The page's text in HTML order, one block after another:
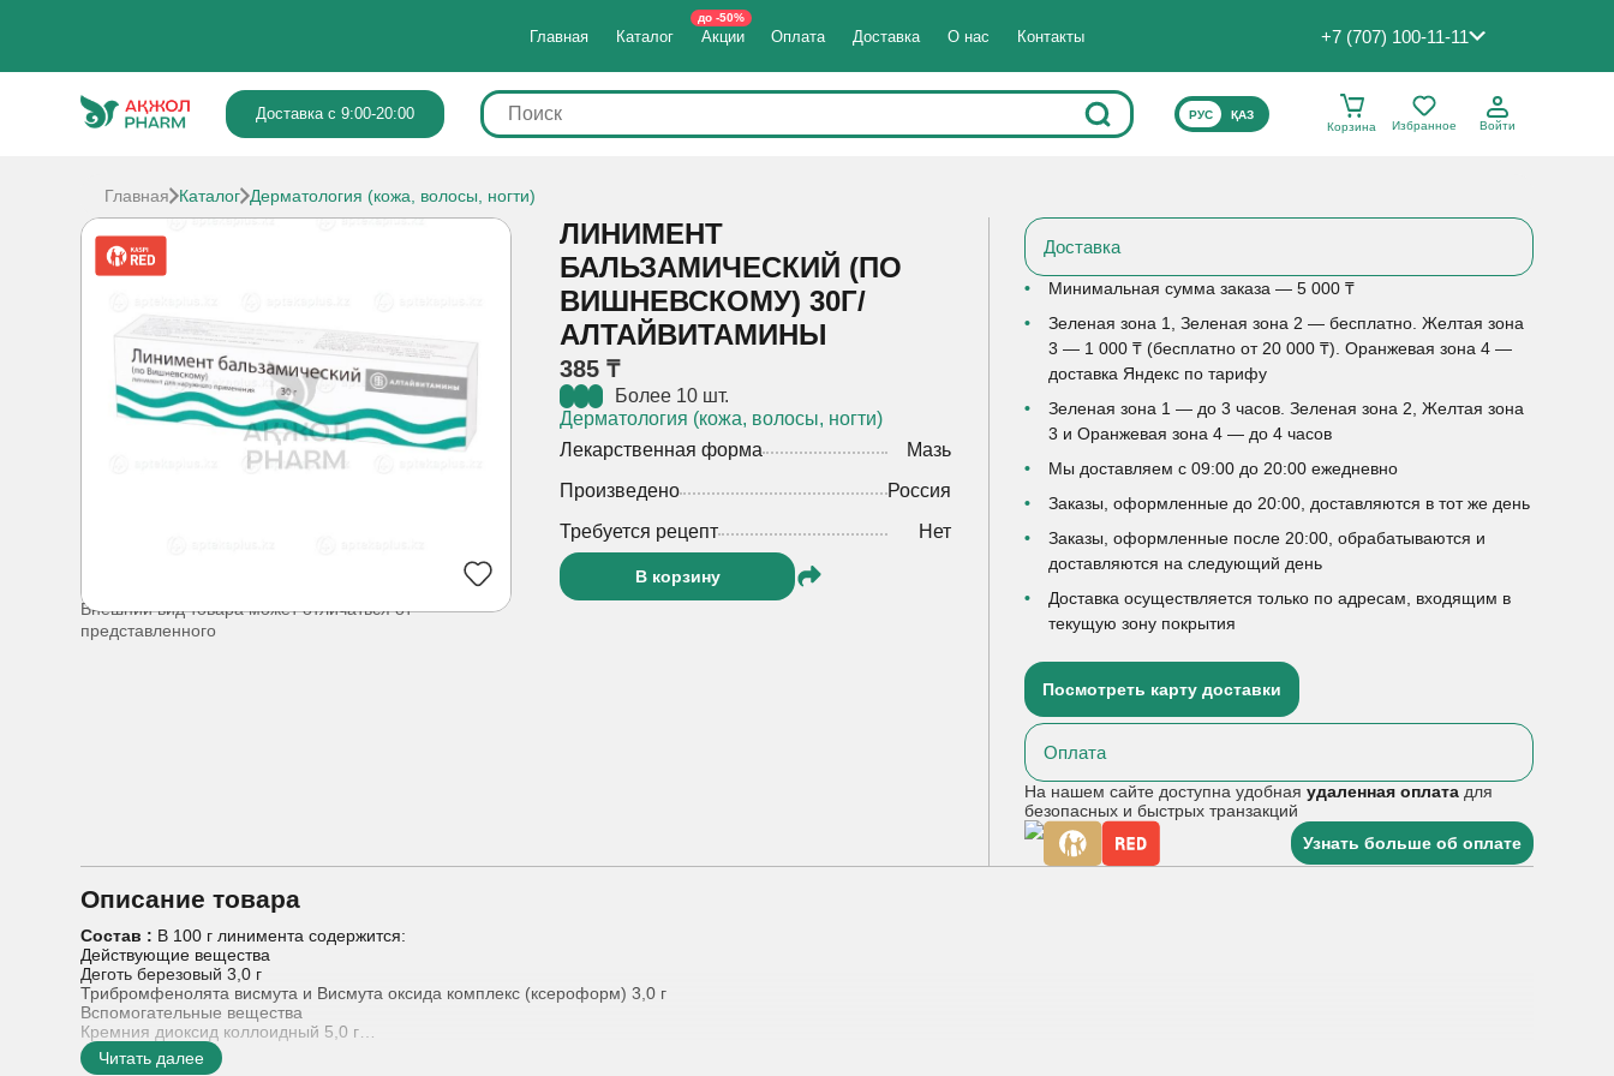
Главная Каталог Акции
до -50%
Оплата Доставка О нас Контакты +7 (707) 100-11-11
Доставка с 9:00-20:00 ВЫБЕРИТЕ ЯЗЫК САЙТА
РУС
ҚАЗ
Корзина
Избранное Войти
Главная Каталог Дерматология (кожа, волосы, ногти)
Внешний вид товара может отличаться от
представленного
ЛИНИМЕНТ
БАЛЬЗАМИЧЕСКИЙ (ПО
ВИШНЕВСКОМУ) 30Г/
АЛТАЙВИТАМИНЫ
385 ₸
Более 10 шт.
Дерматология (кожа, волосы, ногти)
Лекарственная форма
Мазь
Произведено
Россия
Требуется рецепт
Нет
В корзину
Доставка
Минимальная сумма заказа — 5 000 ₸
Зеленая зона 1, Зеленая зона 2 — бесплатно. Желтая зона
3 — 1 000 ₸ (бесплатно от 20 000 ₸). Оранжевая зона 4 —
доставка Яндекс по тарифу
Зеленая зона 1 — до 3 часов. Зеленая зона 2, Желтая зона
3 и Оранжевая зона 4 — до 4 часов
Мы доставляем с 09:00 до 20:00 ежедневно
Заказы, оформленные до 20:00, доставляются в тот же день
Заказы, оформленные после 20:00, обрабатываются и
доставляются на следующий день
Доставка осуществляется только по адресам, входящим в
текущую зону покрытия
Посмотреть карту доставки
Оплата
На нашем сайте доступна удобнаяудаленная оплата для
безопасных и быстрых транзакций
Узнать больше об оплате
Описание товара
Состав : В 100 г линимента содержится:
Действующие вещества
Деготь березовый 3,0 г
Трибромфенолята висмута и Висмута оксида комплекс (ксероформ) 3,0 г
Вспомогательные вещества
Кремния диоксид коллоидный 5,0 г
Клещевины обыкновенной семян масло (касторовое масло) 89,0 г
Читать далее